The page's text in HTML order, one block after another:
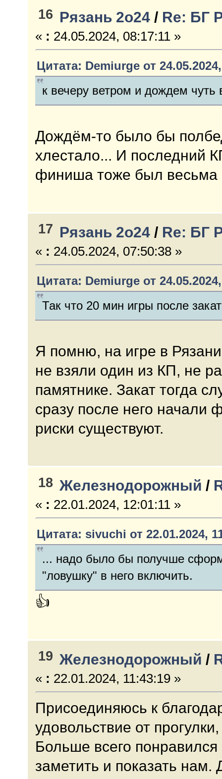
16 Рязань 2о24 / Re: БГ
« : 24.05.2024, 08:17:11 »
Цитата: Demiurge от
к вечеру ветром и дождем
Дождём-то было бы
хлестало... И последний
финиша тоже был весьма
17 Рязань 2о24 / Re: БГ
« : 24.05.2024, 07:50:38 »
Цитата: Demiurge от
Так что 20 мин игры после
Я помню, на игре в
не взяли один из КП, не
памятнике. Закат тогда
сразу после него начали
риски существуют.
18 Железнодорожный /
« : 22.01.2024, 12:01:11 »
Цитата: sivuchi от 22.01.2024,
... надо было бы получше
"ловушку" в него включить.
👍
19 Железнодорожный /
« : 22.01.2024, 11:43:19 »
Присоединяюсь к
удовольствие от
Больше всего
заметить и показать нам.